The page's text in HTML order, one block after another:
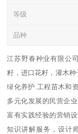
等级
品种
江苏野春种业有限公
籽，进口花籽，灌木
绿化养护.工程苗木和
多元化发展的民营企
富有实践经验的营销
知识讲解服务，设计